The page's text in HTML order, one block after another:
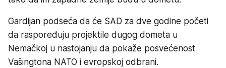
Gardijan podseća da će SAD za dve godine početi
da raspoređuju projektile dugog dometa u
Nemačkoj u nastojanju da pokaže posvećenost
Vašingtona NATO i evropskoj odbrani.